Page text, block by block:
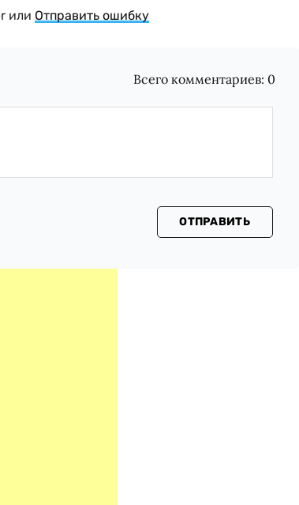
или Отправить ошибку
Всего комментариев: 0
ОТПРАВИТЬ